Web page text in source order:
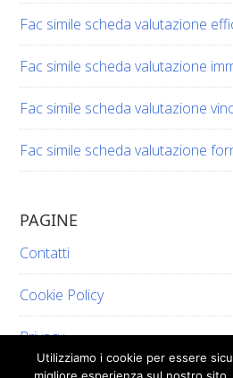
Fac simile scheda valutazione
Fac simile scheda valutazione
Fac simile scheda valutazione
Fac simile scheda valutazione
PAGINE
Contatti
Cookie Policy
Privacy
Utilizziamo i cookie per essere